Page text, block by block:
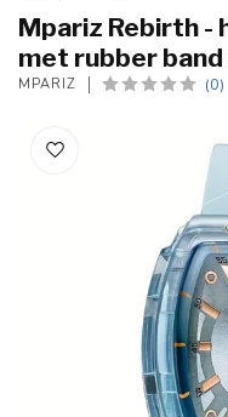
Mpariz Rebirth -
met rubber
MPARIZ (0)